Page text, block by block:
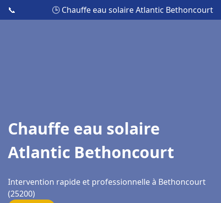
📞 🕒 Chauffe eau solaire Atlantic Bethoncourt
Chauffe eau solaire
Atlantic Bethoncourt
Intervention rapide et professionnelle à Bethoncourt
(25200)